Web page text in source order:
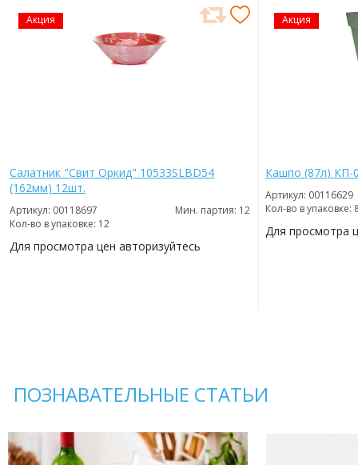
Акция
Салатник "Свит Оркид" 10533SLBD54
(162мм) 12шт.
Артикул: 00118697
Мин. партия: 12
Кол-во в упаковке: 12
Для просмотра цен авторизуйтесь
Акция
Кашпо (87л) КП-
Артикул: 00116629
Кол-во в упаковке:
Для просмотра
ПОЗНАВАТЕЛЬНЫЕ СТАТЬИ